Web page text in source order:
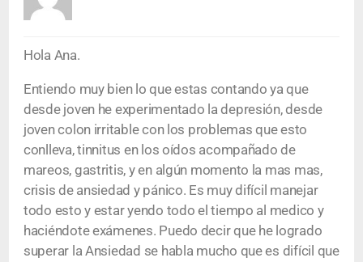
Hola Ana.
Entiendo muy bien lo que estas contando ya que
desde joven he experimentado la depresión, desde
joven colon irritable con los problemas que esto
conlleva, tinnitus en los oídos acompañado de
mareos, gastritis, y en algún momento la mas mas,
crisis de ansiedad y pánico. Es muy difícil manejar
todo esto y estar yendo todo el tiempo al medico y
haciéndote exámenes. Puedo decir que he logrado
superar la Ansiedad se habla mucho que es difícil que